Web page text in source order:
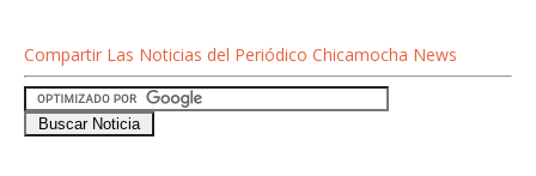
Compartir Las Noticias del Periódico Chicamocha News